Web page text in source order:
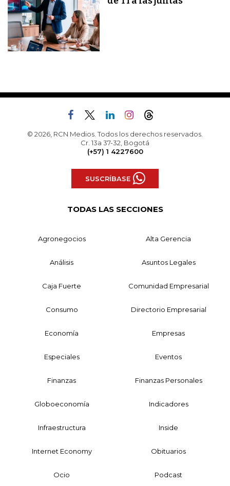
© 2026, RCN Medios. Todos los derechos reservados.
Cr. 13a 37-32, Bogotá
(+57) 1 4227600
SUSCRÍBASE
TODAS LAS SECCIONES
Agronegocios Alta Gerencia
Análisis Asuntos Legales
Caja Fuerte Comunidad Empresarial
Consumo Directorio Empresarial
Economía Empresas
Especiales Eventos
Finanzas Finanzas Personales
Globoeconomía Indicadores
Infraestructura Inside
Internet Economy Obituarios
Ocio Podcast